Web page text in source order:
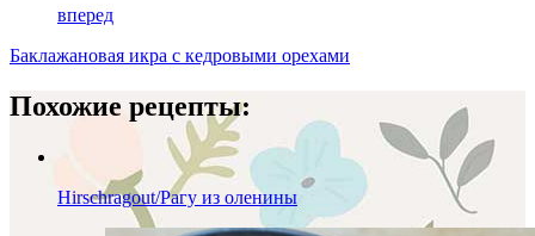
вперед
Баклажановая икра с кедровыми орехами
Похожие рецепты:
Hirschragout/Рагу из оленины